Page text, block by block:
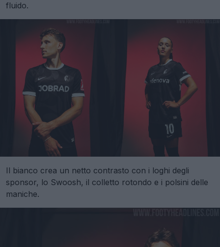
fluido.
Il bianco crea un netto contrasto con i loghi degli
sponsor, lo Swoosh, il colletto rotondo e i polsini delle
maniche.